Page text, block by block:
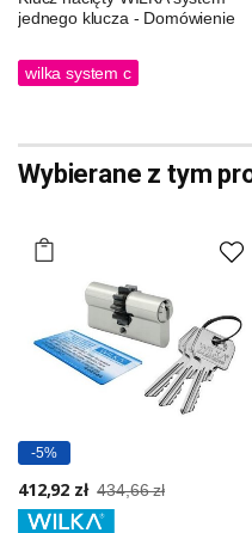
jednego klucza - Domówienie
wilka system c
Wybierane z tym
-5%
412,92 zł 434,66 zł